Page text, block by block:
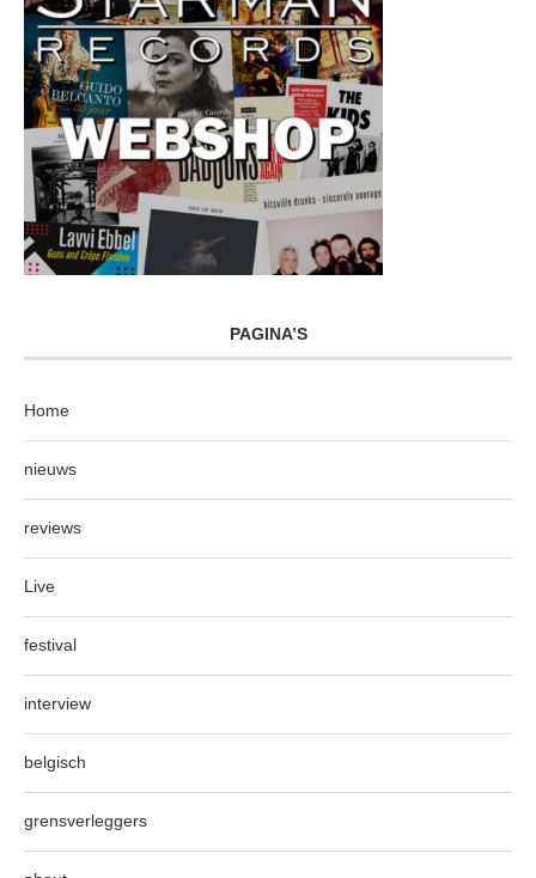
PAGINA’S
Home
nieuws
reviews
Live
festival
interview
belgisch
grensverleggers